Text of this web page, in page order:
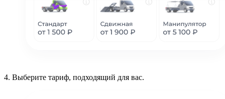
4. Выберите тариф, подходящий для вас.